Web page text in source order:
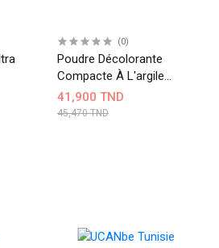
(0)
Poudre Décolorante
Compacte À L'argile
Blondesse INEBRYA
41,900 TND
45,470 TND